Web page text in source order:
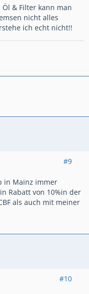
& Filter kann man
nicht alles
ich echt nicht!!
#9
in Mainz immer
Rabatt von 10%in der
als auch mit meiner
#10